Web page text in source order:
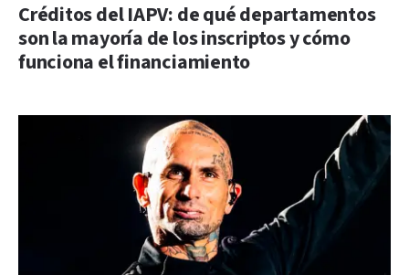
Créditos del IAPV: de qué departamentos
son la mayoría de los inscriptos y cómo
funciona el financiamiento